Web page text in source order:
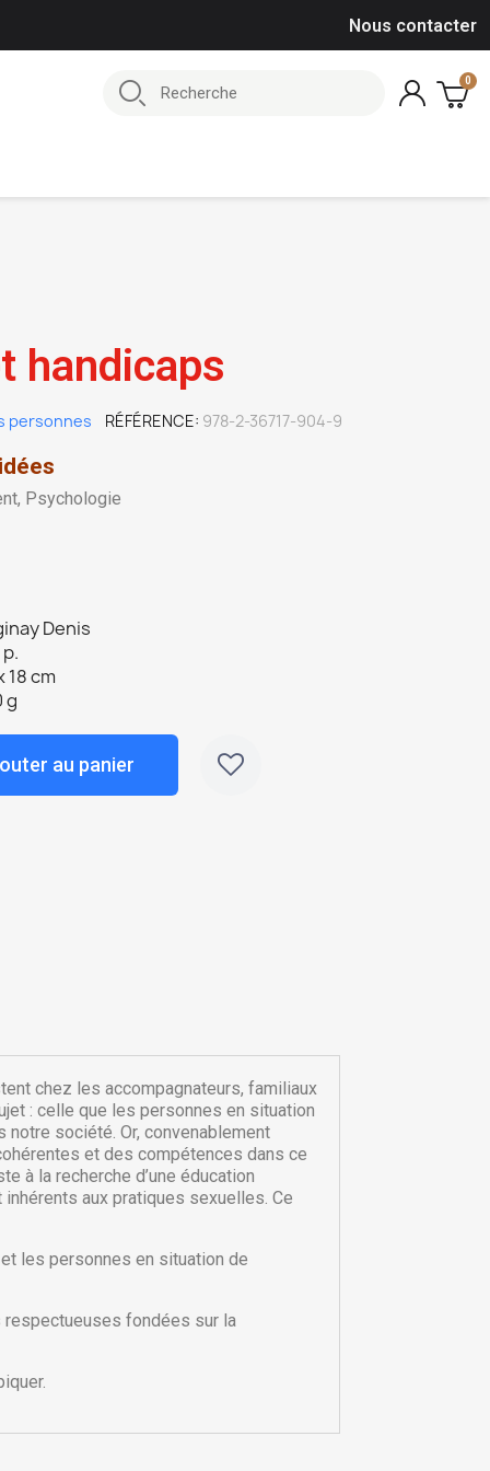
×
Nous contacter
handicaps
personnes RÉFÉRENCE 978-2-36717-904-9
Psychologie
Denis
p.
18 cm
g
au panier
chez les accompagnateurs, familiaux
: celle que les personnes en situation
société. Or, convenablement
et des compétences dans ce
à la recherche d’une éducation
aux pratiques sexuelles. Ce
les personnes en situation de
respectueuses fondées sur la